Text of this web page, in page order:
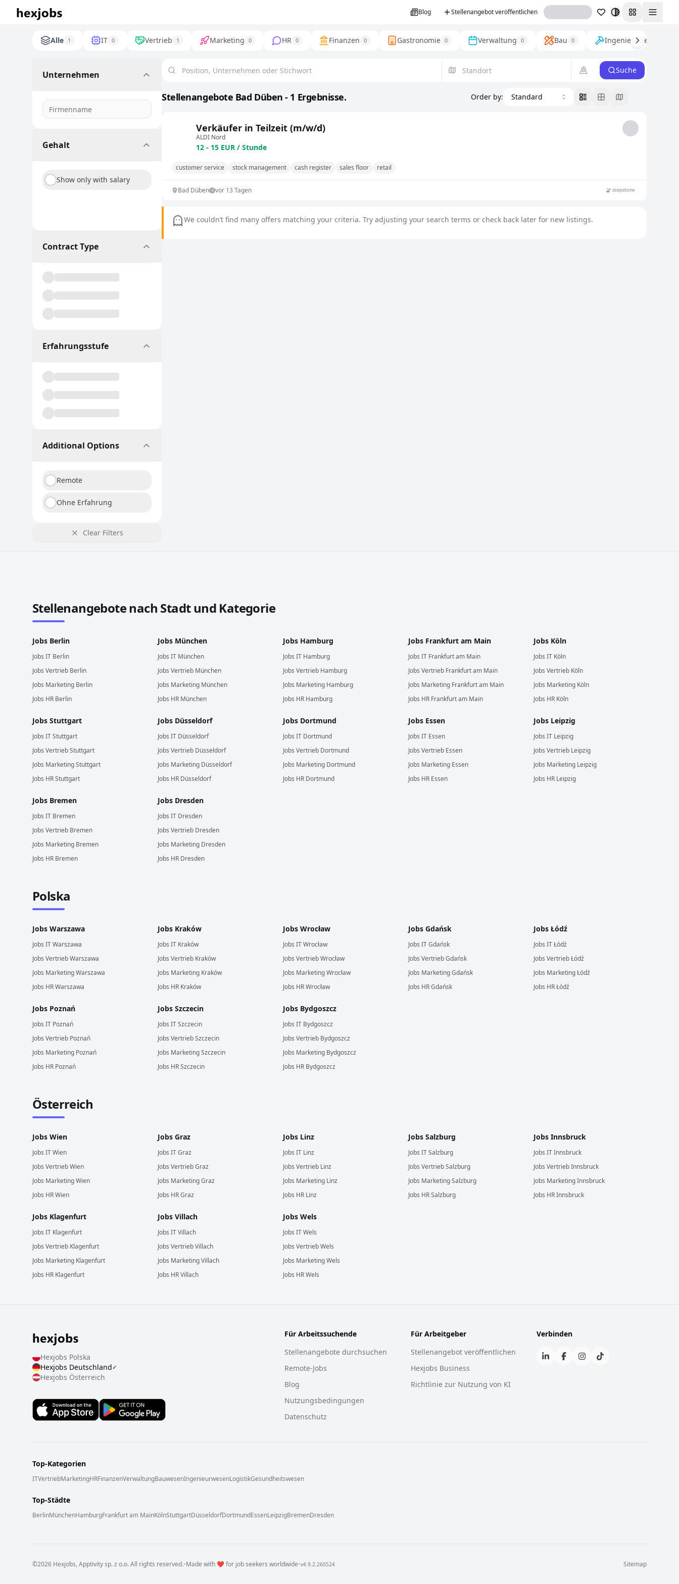
Blog Stellenangebot veröffentlichen
Alle 1 IT 0 Vertrieb 1 Marketing 0 HR 0 Finanzen 0 Gastronomie 0 Verwaltung 0 Bau 0 Ingenieurwesen
Unternehmen
Gehalt
Show only with salary
Contract Type
Erfahrungsstufe
Additional Options
Remote
Ohne Erfahrung
Clear Filters
Suche
Stellenangebote Bad Düben - 1 Ergebnisse. Order by: Standard
Verkäufer in Teilzeit (m/w/d)
ALDI Nord
12 - 15 EUR / Stunde
customer service stock management cash register sales floor retail
Bad Düben vor 13 Tagen
We couldn’t find many offers matching your criteria. Try adjusting your search terms or check back later for new listings.
Stellenangebote nach Stadt und Kategorie
Jobs Berlin
Jobs IT Berlin
Jobs Vertrieb Berlin
Jobs Marketing Berlin
Jobs HR Berlin
Jobs München
Jobs IT München
Jobs Vertrieb München
Jobs Marketing München
Jobs HR München
Jobs Hamburg
Jobs IT Hamburg
Jobs Vertrieb Hamburg
Jobs Marketing Hamburg
Jobs HR Hamburg
Jobs Frankfurt am Main
Jobs IT Frankfurt am Main
Jobs Vertrieb Frankfurt am Main
Jobs Marketing Frankfurt am Main
Jobs HR Frankfurt am Main
Jobs Köln
Jobs IT Köln
Jobs Vertrieb Köln
Jobs Marketing Köln
Jobs HR Köln
Jobs Stuttgart
Jobs ITStuttgart
Jobs VertriebStuttgart
Jobs MarketingStuttgart
Jobs HRStuttgart
Jobs Düsseldorf
Jobs IT Düsseldorf
Jobs Vertrieb Düsseldorf
Jobs Marketing Düsseldorf
Jobs HR Düsseldorf
Jobs Dortmund
Jobs IT Dortmund
Jobs Vertrieb Dortmund
Jobs Marketing Dortmund
Jobs HR Dortmund
Jobs Essen
Jobs IT Essen
Jobs Vertrieb Essen
Jobs Marketing Essen
Jobs HR Essen
Jobs Leipzig
Jobs IT Leipzig
Jobs Vertrieb Leipzig
Jobs Marketing Leipzig
Jobs HR Leipzig
Jobs Bremen
Jobs IT Bremen
Jobs Vertrieb Bremen
Jobs Marketing Bremen
Jobs HR Bremen
Jobs Dresden
Jobs IT Dresden
Jobs Vertrieb Dresden
Jobs Marketing Dresden
Jobs HR Dresden
Polska
Jobs Warszawa
Jobs ITWarszawa
Jobs VertriebWarszawa
Jobs MarketingWarszawa
Jobs HRWarszawa
Jobs Kraków
Jobs IT Kraków
Jobs Vertrieb Kraków
Jobs Marketing Kraków
Jobs HR Kraków
Jobs Wrocław
Jobs ITWrocław
Jobs VertriebWrocław
Jobs MarketingWrocław
Jobs HRWrocław
Jobs Gdańsk
Jobs ITGdańsk
Jobs VertriebGdańsk
Jobs MarketingGdańsk
Jobs HRGdańsk
Jobs Łódź
Jobs ITŁódź
Jobs VertriebŁódź
Jobs MarketingŁódź
Jobs HRŁódź
Jobs Poznań
Jobs IT Poznań
Jobs Vertrieb Poznań
Jobs Marketing Poznań
Jobs HR Poznań
Jobs Szczecin
Jobs ITSzczecin
Jobs VertriebSzczecin
Jobs MarketingSzczecin
Jobs HRSzczecin
Jobs Bydgoszcz
Jobs IT Bydgoszcz
Jobs Vertrieb Bydgoszcz
Jobs Marketing Bydgoszcz
Jobs HR Bydgoszcz
Österreich
Jobs Wien
Jobs ITWien
Jobs VertriebWien
Jobs MarketingWien
Jobs HRWien
Jobs Graz
Jobs ITGraz
Jobs VertriebGraz
Jobs MarketingGraz
Jobs HRGraz
Jobs Linz
Jobs IT Linz
Jobs Vertrieb Linz
Jobs Marketing Linz
Jobs HR Linz
Jobs Salzburg
Jobs ITSalzburg
Jobs VertriebSalzburg
Jobs MarketingSalzburg
Jobs HRSalzburg
Jobs Innsbruck
Jobs ITInnsbruck
Jobs VertriebInnsbruck
Jobs MarketingInnsbruck
Jobs HRInnsbruck
Jobs Klagenfurt
Jobs IT Klagenfurt
Jobs Vertrieb Klagenfurt
Jobs Marketing Klagenfurt
Jobs HR Klagenfurt
Jobs Villach
Jobs ITVillach
Jobs VertriebVillach
Jobs MarketingVillach
Jobs HRVillach
Jobs Wels
Jobs ITWels
Jobs VertriebWels
Jobs MarketingWels
Jobs HRWels
Hexjobs Polska
Hexjobs Deutschland✓
Hexjobs Österreich
Für Arbeitssuchende
Stellenangebote durchsuchen
Remote-Jobs
Blog
Nutzungsbedingungen
Datenschutz
Für Arbeitgeber
Stellenangebot veröffentlichen
Hexjobs Business
Richtlinie zur Nutzung von KI
Verbinden
Top-Kategorien
ITVertriebMarketingHRFinanzenVerwaltungBauwesenIngenieurwesenLogistikGesundheitswesen
Top-Städte
BerlinMünchenHamburgFrankfurt am MainKölnStuttgartDüsseldorfDortmundEssenLeipzigBremenDresden
©2026 Hexjobs, Apptivity sp. z o.o.All rights reserved.•Made with ❤️ for job seekers worldwide•v4.9.2.260524 Sitemap